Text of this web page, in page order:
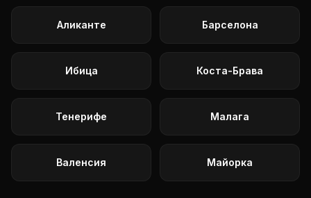
Аликанте Барселона
Ибица Коста-Брава
Тенерифе Малага
Валенсия Майорка